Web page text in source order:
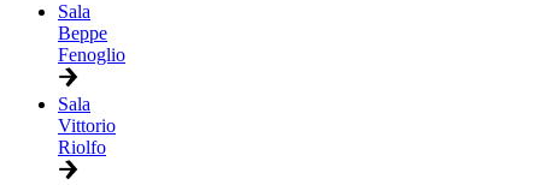
Sala
Beppe
Fenoglio
Sala
Vittorio
Riolfo